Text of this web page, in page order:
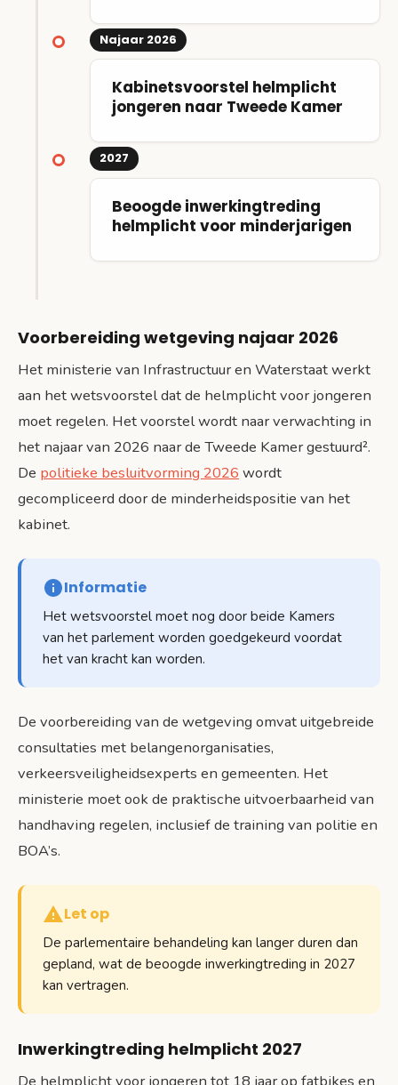
Najaar 2026
Kabinetsvoorstel helmplicht
jongeren naar Tweede Kamer
2027
Beoogde inwerkingtreding
helmplicht voor minderjarigen
Voorbereiding wetgeving najaar 2026
Het ministerie van Infrastructuur en Waterstaat werkt
aan het wetsvoorstel dat de helmplicht voor jongeren
moet regelen. Het voorstel wordt naar verwachting in
het najaar van 2026 naar de Tweede Kamer gestuurd².
De politieke besluitvorming 2026 wordt
gecompliceerd door de minderheidspositie van het
kabinet.
Informatie
Het wetsvoorstel moet nog door beide Kamers
van het parlement worden goedgekeurd voordat
het van kracht kan worden.
De voorbereiding van de wetgeving omvat uitgebreide
consultaties met belangenorganisaties,
verkeersveiligheidsexperts en gemeenten. Het
ministerie moet ook de praktische uitvoerbaarheid van
handhaving regelen, inclusief de training van politie en
BOA’s.
Let op
De parlementaire behandeling kan langer duren dan
gepland, wat de beoogde inwerkingtreding in 2027
kan vertragen.
Inwerkingtreding helmplicht 2027
De helmplicht voor jongeren tot 18 jaar op fatbikes en